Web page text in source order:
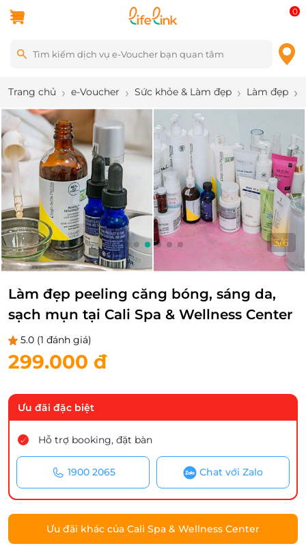
0
Trang chủ e-Voucher Sức khỏe & Làm đẹp Làm đẹp
3/6
Làm đẹp peeling căng bóng, sáng da,
sạch mụn tại Cali Spa & Wellness Center
5.0 (1 đánh giá)
299.000 đ
Ưu đãi đặc biệt
Hỗ trợ booking, đặt bàn
1900 2065 Chat với Zalo
Ưu đãi khác của Cali Spa & Wellness Center